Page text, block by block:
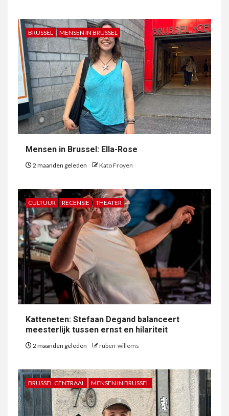
BRUSSEL MENSEN IN BRUSSEL
Mensen in Brussel: Ella-Rose
2 maanden geleden Kato Froyen
CULTUUR RECENSIE THEATER
Katteneten: Stefaan Degand balanceert
meesterlijk tussen ernst en hilariteit
2 maanden geleden ruben-willems
BRUSSEL CENTRAAL MENSEN IN BRUSSEL